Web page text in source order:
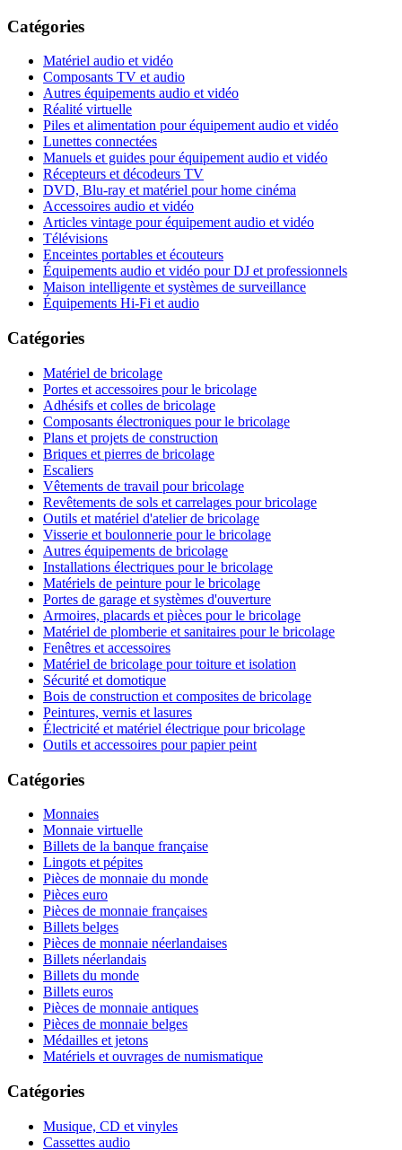
Catégories
Matériel audio et vidéo
Composants TV et audio
Autres équipements audio et vidéo
Réalité virtuelle
Piles et alimentation pour équipement audio et vidéo
Lunettes connectées
Manuels et guides pour équipement audio et vidéo
Récepteurs et décodeurs TV
DVD, Blu-ray et matériel pour home cinéma
Accessoires audio et vidéo
Articles vintage pour équipement audio et vidéo
Télévisions
Enceintes portables et écouteurs
Équipements audio et vidéo pour DJ et professionnels
Maison intelligente et systèmes de surveillance
Équipements Hi-Fi et audio
Catégories
Matériel de bricolage
Portes et accessoires pour le bricolage
Adhésifs et colles de bricolage
Composants électroniques pour le bricolage
Plans et projets de construction
Briques et pierres de bricolage
Escaliers
Vêtements de travail pour bricolage
Revêtements de sols et carrelages pour bricolage
Outils et matériel d'atelier de bricolage
Visserie et boulonnerie pour le bricolage
Autres équipements de bricolage
Installations électriques pour le bricolage
Matériels de peinture pour le bricolage
Portes de garage et systèmes d'ouverture
Armoires, placards et pièces pour le bricolage
Matériel de plomberie et sanitaires pour le bricolage
Fenêtres et accessoires
Matériel de bricolage pour toiture et isolation
Sécurité et domotique
Bois de construction et composites de bricolage
Peintures, vernis et lasures
Électricité et matériel électrique pour bricolage
Outils et accessoires pour papier peint
Catégories
Monnaies
Monnaie virtuelle
Billets de la banque française
Lingots et pépites
Pièces de monnaie du monde
Pièces euro
Pièces de monnaie françaises
Billets belges
Pièces de monnaie néerlandaises
Billets néerlandais
Billets du monde
Billets euros
Pièces de monnaie antiques
Pièces de monnaie belges
Médailles et jetons
Matériels et ouvrages de numismatique
Catégories
Musique, CD et vinyles
Cassettes audio